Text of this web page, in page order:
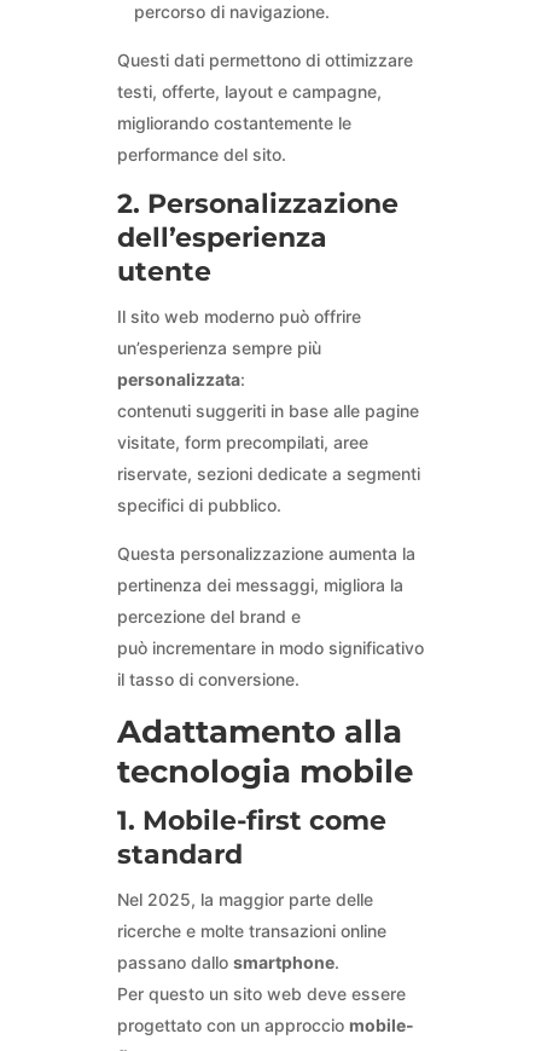
percorso di navigazione.
Questi dati permettono di ottimizzare
testi, offerte, layout e campagne,
migliorando costantemente le
performance del sito.
2. Personalizzazione
dell’esperienza
utente
Il sito web moderno può offrire
un’esperienza sempre più
personalizzata:
contenuti suggeriti in base alle pagine
visitate, form precompilati, aree
riservate, sezioni dedicate a segmenti
specifici di pubblico.
Questa personalizzazione aumenta la
pertinenza dei messaggi, migliora la
percezione del brand e
può incrementare in modo significativo
il tasso di conversione.
Adattamento alla
tecnologia mobile
1. Mobile-first come
standard
Nel 2025, la maggior parte delle
ricerche e molte transazioni online
passano dallo smartphone.
Per questo un sito web deve essere
progettato con un approccio mobile-